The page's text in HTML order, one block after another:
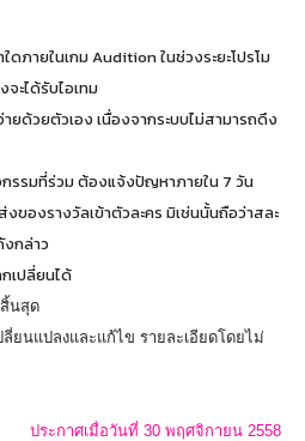
ดภายในเกม Audition ในช่วงระยะโปรโม
ะได้รับไอเทม
ยด้วยตัวเอง เนื่องจากระบบไม่สามารถดึง
รรมที่ร่วม ต้องแจ้งปัญหาภายใน 7 วัน
ของรางวัลเข้าตัวละคร มิเช่นนั้นถือว่าสละ
กล่าว
เปลี่ยนได้
นสุด
ยนแปลงและแก้ไข รายละเอียดโดยไม่
ประกาศเมื่อวันที่ 30 พฤศจิกายน 2558